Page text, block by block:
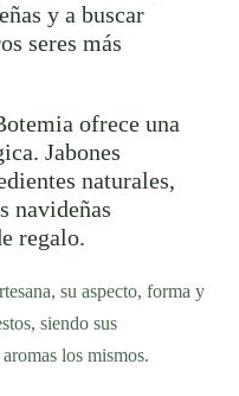
y a buscar
seres más
ofrece una
Jabones
naturales,
navideñas
regalo.
su aspecto, forma y
siendo sus
los mismos.